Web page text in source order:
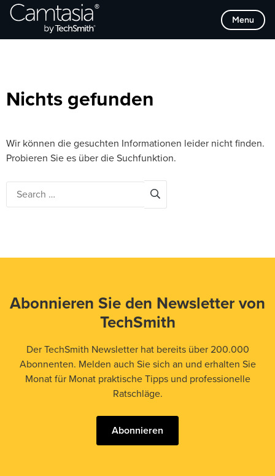
Direkt
zum
Menu
Browse Categories
Nichts gefunden
Wir können die gesuchten Informationen leider nicht finden.
Probieren Sie es über die Suchfunktion.
Abonnieren Sie den Newsletter von
TechSmith
Der TechSmith Newsletter hat bereits über 200.000
Abonnenten. Melden auch Sie sich an und erhalten Sie
Monat für Monat praktische Tipps und professionelle
Ratschläge.
Abonnieren